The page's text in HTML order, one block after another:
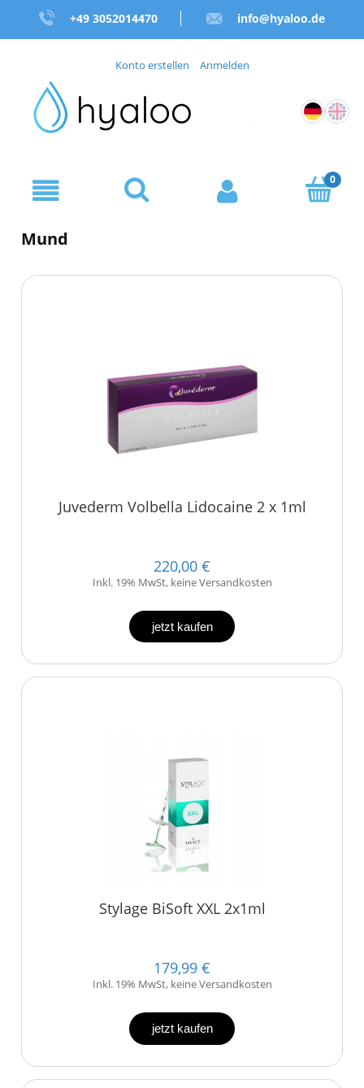
+49 3052014470 info@hyaloo.de
Konto erstellen Anmelden
Mund
Juvederm Volbella Lidocaine 2 x 1ml
220,00 €
Inkl. 19% MwSt, keine Versandkosten
jetzt kaufen
Stylage BiSoft XXL 2x1ml
179,99 €
Inkl. 19% MwSt, keine Versandkosten
jetzt kaufen